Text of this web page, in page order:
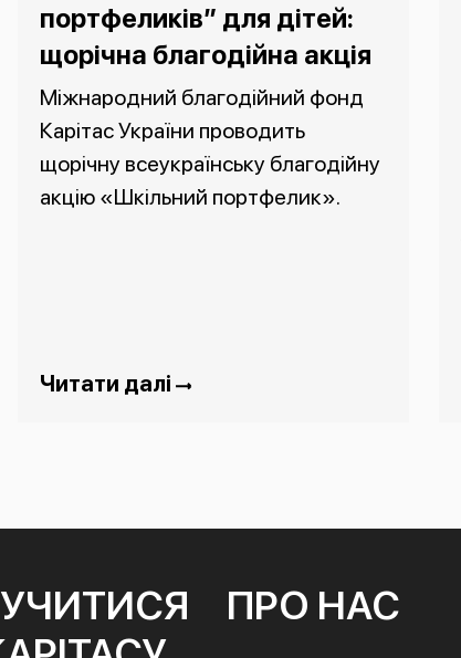
портфеликів” для дітей:
щорічна благодійна акція
Міжнародний благодійний фонд
Карітас України проводить
щорічну всеукраїнську благодійну
акцію «Шкільний портфелик».
Читати далі
ПРО НАС